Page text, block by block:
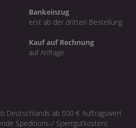
Bankeinzug
erst ab der dritten Bestellung
Kauf auf Rechnung
auf Anfrage
Deutschlands ab 500 € Auftragswert
Speditions-/ Sperrgutkosten).